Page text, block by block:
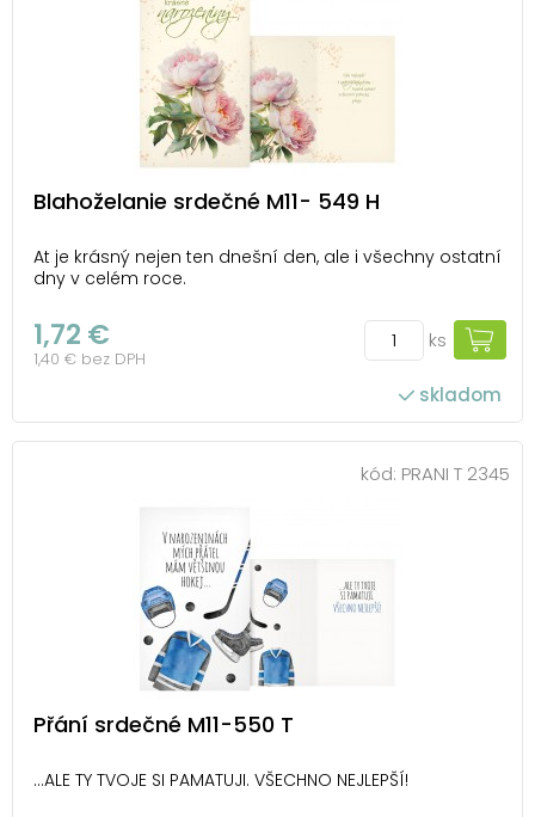
Blahoželanie srdečné M11- 549 H
At je krásný nejen ten dnešní den, ale i všechny ostatní
dny v celém roce.
1,72 €
1,40 € bez DPH
ks
skladom
kód: PRANI T 2345
Přání srdečné M11-550 T
…ALE TY TVOJE SI PAMATUJI. VŠECHNO NEJLEPŠÍ!